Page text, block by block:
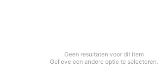
Geen resultaten voor dit item
Gelieve een andere optie te selecteren.